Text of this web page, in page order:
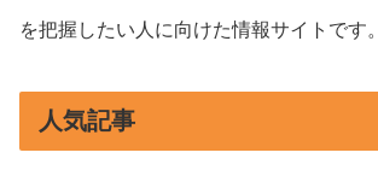
を把握したい人に向けた情報サイトです。
人気記事